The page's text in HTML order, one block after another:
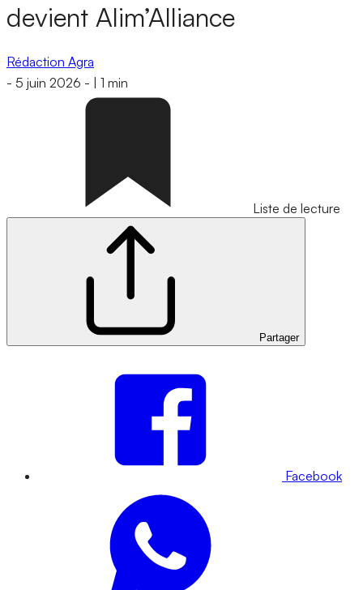
devient Alim’Alliance
Rédaction Agra
- 5 juin 2026 - 1 min
Liste de lecture
Partager
Facebook